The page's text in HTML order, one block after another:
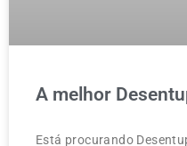
A melhor
Está procurando